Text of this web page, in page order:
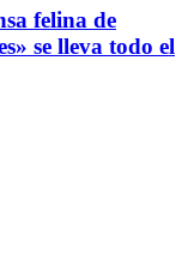
felina de
se lleva todo el